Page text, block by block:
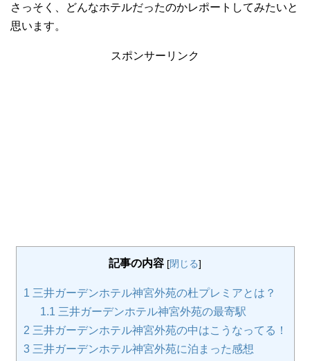
さっそく、どんなホテルだったのかレポートしてみたいと
思います。
スポンサーリンク
記事の内容 [閉じる]
1 三井ガーデンホテル神宮外苑の杜プレミアとは？
1.1 三井ガーデンホテル神宮外苑の最寄駅
2 三井ガーデンホテル神宮外苑の中はこうなってる！
3三井ガーデンホテル神宮外苑に泊まった感想